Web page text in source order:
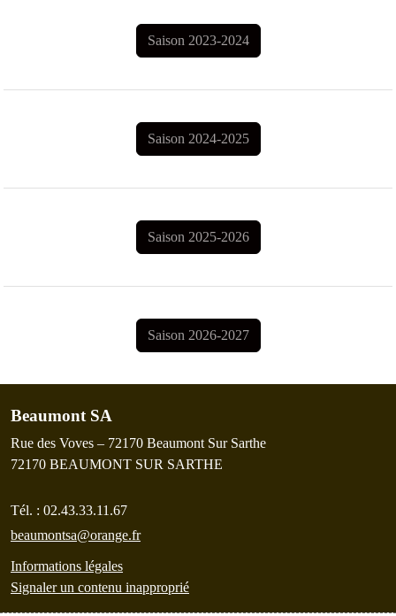
Saison 2023-2024
Saison 2024-2025
Saison 2025-2026
Saison 2026-2027
Beaumont SA
Rue des Voves – 72170 Beaumont Sur Sarthe
72170 BEAUMONT SUR SARTHE
Tél. : 02.43.33.11.67
beaumontsa@orange.fr
Informations légales
Signaler un contenu inapproprié